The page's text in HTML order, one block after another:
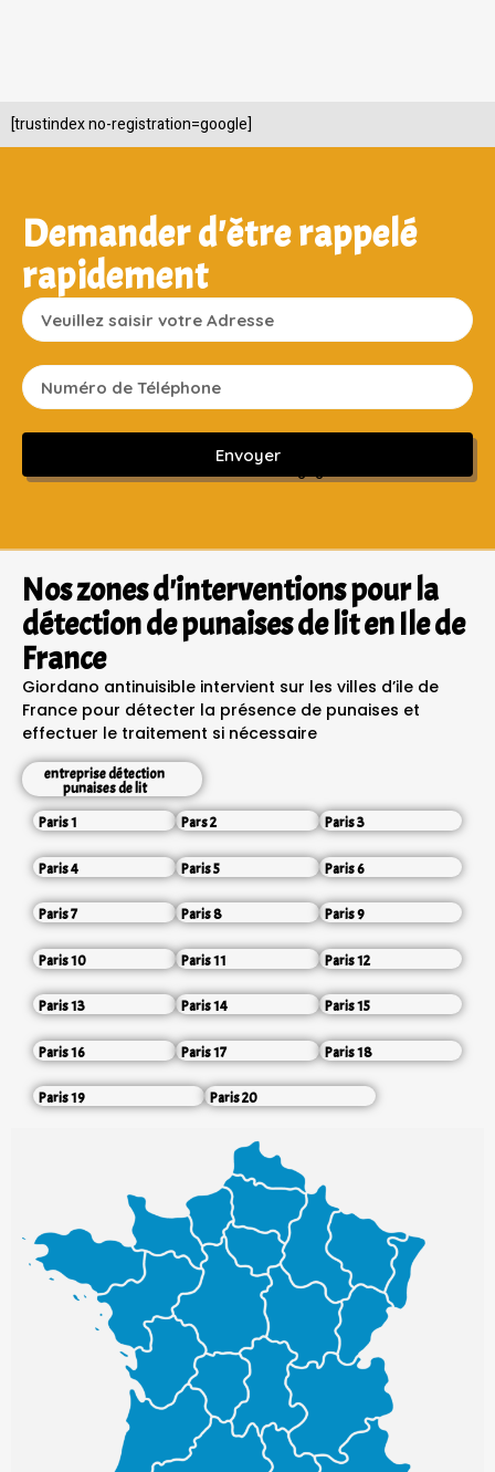
[trustindex no-registration=google]
Demander d'être rappelé
rapidement
Envoyer
Sans engagement ni frais cachés
Nos zones d'interventions pour la
détection de punaises de lit en Ile de
France
Giordano antinuisible intervient sur les villes d’ile de
France pour détecter la présence de punaises et
effectuer le traitement si nécessaire
entreprise détection
punaises de lit
Paris 1
Pars 2 Paris 3
Paris 4 Paris 5 Paris 6
Paris 7 Paris 8 Paris 9
Paris 10 Paris 11 Paris 12
Paris 13 Paris 14 Paris 15
Paris 16 Paris 17 Paris 18
Paris 19 Paris 20